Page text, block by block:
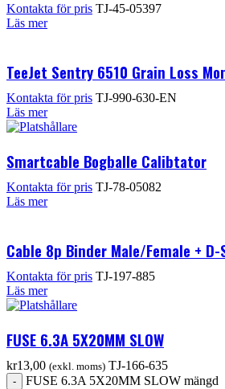
Kontakta för pris TJ-45-05397
Läs mer
TeeJet Sentry 6510 Grain Loss
Kontakta för pris TJ-990-630-EN
Läs mer
Smartcable Bogballe Calibtator
Kontakta för pris TJ-78-05082
Läs mer
Cable 8p Binder Male/Female + D-
Kontakta för pris TJ-197-885
Läs mer
FUSE 6.3A 5X20MM SLOW
kr13,00 (exkl. moms) TJ-166-635
FUSE 6.3A 5X20MM SLOW mängd